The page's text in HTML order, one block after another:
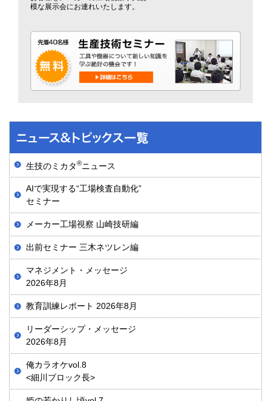
模な展示会にお連れいたします。
生技のミカタ®ニュース
AIで実現する“工場検査自動化”
セミナー
メーカー工場視察 山崎技研編
出前セミナー 三木ネツレン編
マネジメント・メッセージ
2026年8月
教育訓練レポート 2026年8月
リーダーシップ・メッセージ
2026年8月
俺カラオケvol.8
<細川ブロック長>